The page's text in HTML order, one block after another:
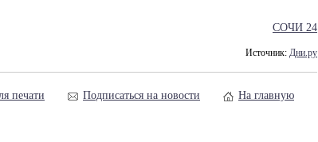
СОЧИ 24
Источник: Дни.ру
печати Подписаться на новости На главную